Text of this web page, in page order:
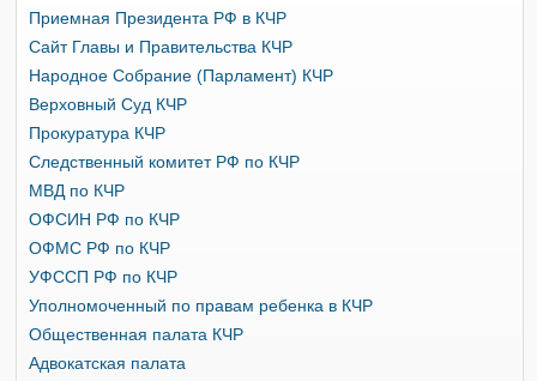
Приемная Президента РФ в КЧР
Сайт Главы и Правительства КЧР
Народное Собрание (Парламент) КЧР
Верховный Суд КЧР
Прокуратура КЧР
Следственный комитет РФ по КЧР
МВД по КЧР
ОФСИН РФ по КЧР
ОФМС РФ по КЧР
УФССП РФ по КЧР
Уполномоченный по правам ребенка в КЧР
Общественная палата КЧР
Адвокатская палата